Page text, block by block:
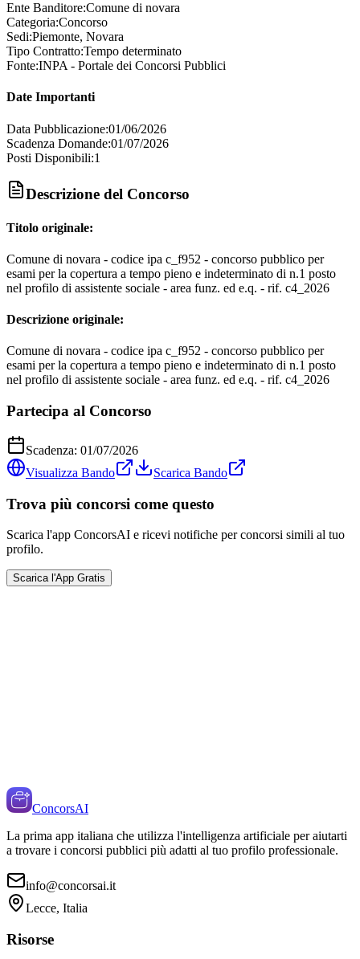
Ente Banditore:Comune di novara
Categoria:Concorso
Sedi:Piemonte, Novara
Tipo Contratto:Tempo determinato
Fonte:INPA - Portale dei Concorsi Pubblici
Date Importanti
Data Pubblicazione:01/06/2026
Scadenza Domande:01/07/2026
Posti Disponibili:1
Descrizione del Concorso
Titolo originale:
Comune di novara - codice ipa c_f952 - concorso pubblico per
esami per la copertura a tempo pieno e indeterminato di n.1 posto
nel profilo di assistente sociale - area funz. ed e.q. - rif. c4_2026
Descrizione originale:
Comune di novara - codice ipa c_f952 - concorso pubblico per
esami per la copertura a tempo pieno e indeterminato di n.1 posto
nel profilo di assistente sociale - area funz. ed e.q. - rif. c4_2026
Partecipa al Concorso
Scadenza: 01/07/2026
Visualizza Bando
Scarica Bando
Trova più concorsi come questo
Scarica l'app ConcorsAI e ricevi notifiche per concorsi simili al tuo
profilo.
Scarica l'App Gratis
ConcorsAI
La prima app italiana che utilizza l'intelligenza artificiale per aiutarti
a trovare i concorsi pubblici più adatti al tuo profilo professionale.
info@concorsai.it
Lecce, Italia
Risorse